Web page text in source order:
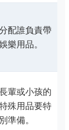
配誰負責帶
樂用品。
輩或小孩的
殊用品要特
別準備。